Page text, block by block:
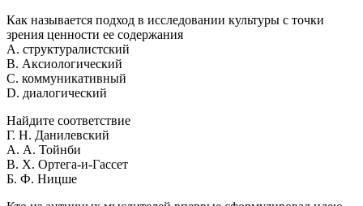
Как называется подход в исследовании культуры с точки
зрения ценности ее содержания
A. структуралистский
B. Аксиологический
C. коммуникативный
D. диалогический
Найдите соответствие
Г. Н. Данилевский
А. А. Тойнби
В. Х. Ортега-и-Гассет
Б. Ф. Ницше